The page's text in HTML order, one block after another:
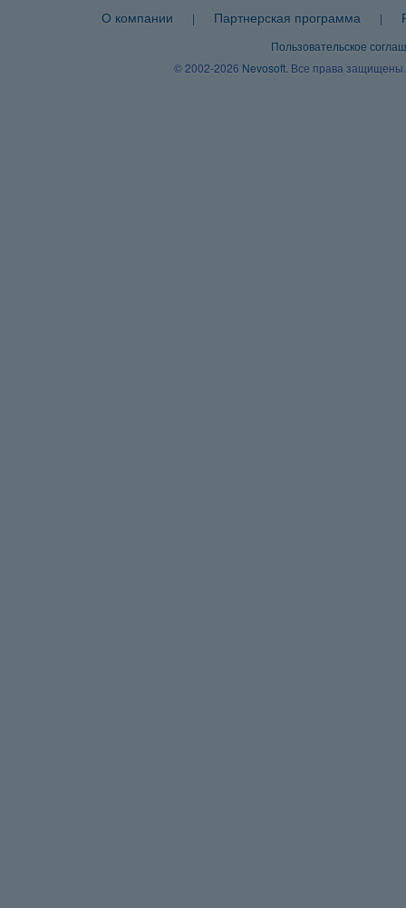
О компании | Партнерская программа |
Пользовательское
© 2002-2026 Nevosoft . Все права защищены